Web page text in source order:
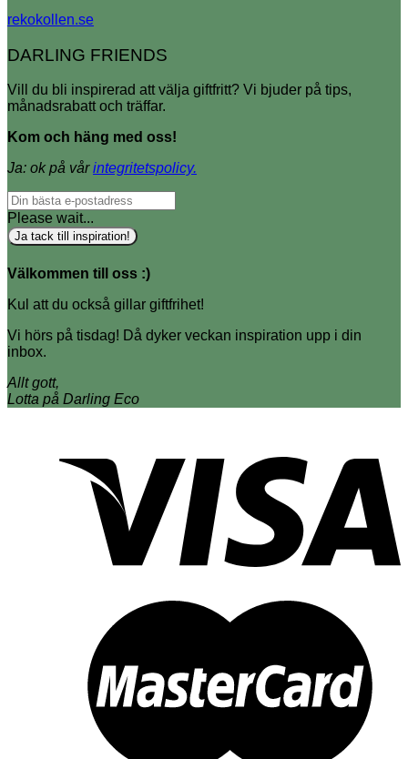
rekokollen.se
DARLING FRIENDS
Vill du bli inspirerad att välja giftfritt? Vi bjuder på tips,
månadsrabatt och träffar.
Kom och häng med oss!
Ja: ok på vårintegritetspolicy.
Please wait...
Ja tack till inspiration!
Välkommen till oss :)
Kul att du också gillar giftfrihet!
Vi hörs på tisdag! Då dyker veckan inspiration upp i din
inbox.
Allt gott,
Lotta på Darling Eco